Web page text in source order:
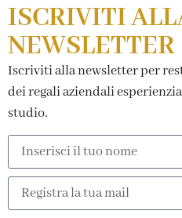
ISCRIVITI
NEWSLETTER
Iscriviti alla newsletter per
dei regali aziendali
studio.